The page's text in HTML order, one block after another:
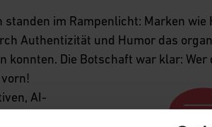
im Rampenlicht: Marken
Authentizität und Humor das
konnten. Die Botschaft war klar:
AI-
Thalia,